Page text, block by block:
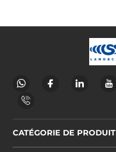
CATÉGORIE DE PRODUIT